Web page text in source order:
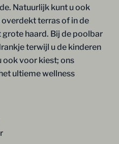
Natuurlijk kunt u ook
terras of in de
haard. Bij de poolbar
terwijl u de kinderen
ook voor kiest; ons
ultieme wellness